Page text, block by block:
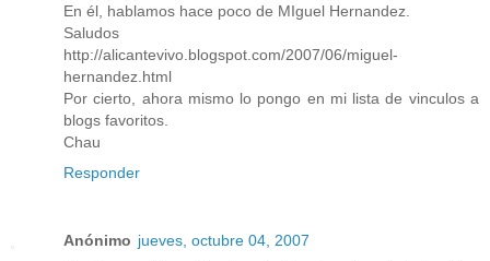
En él, hablamos hace poco de MIguel Hernandez.
Saludos
http://alicantevivo.blogspot.com/2007/06/miguel-
hernandez.html
Por cierto, ahora mismo lo pongo en mi lista de vinculos a
blogs favoritos.
Chau
Responder
Anónimo jueves, octubre 04, 2007